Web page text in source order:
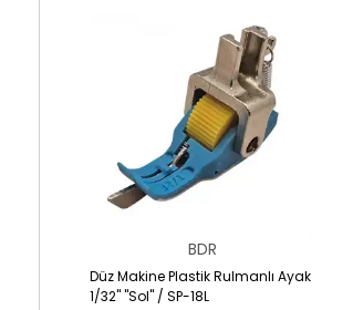
BDR
Düz Makine Plastik Rulmanlı Ayak
1/32" "Sol" / SP-18L